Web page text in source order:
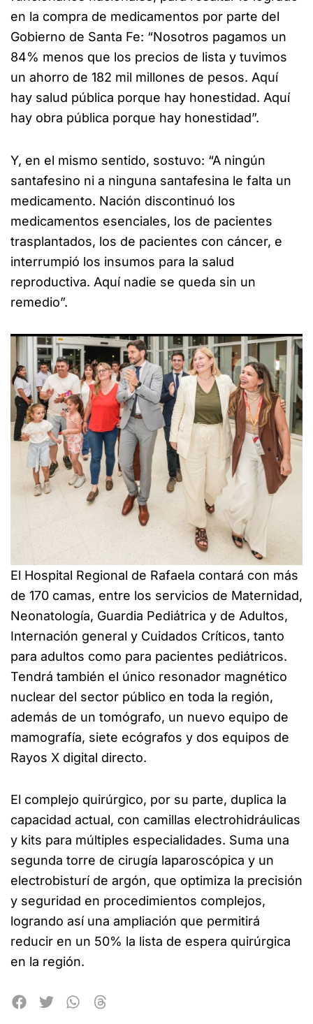
en la compra de medicamentos por parte del
Gobierno de Santa Fe: “Nosotros pagamos un
84% menos que los precios de lista y tuvimos
un ahorro de 182 mil millones de pesos. Aquí
hay salud pública porque hay honestidad. Aquí
hay obra pública porque hay honestidad”.
Y, en el mismo sentido, sostuvo: “A ningún
santafesino ni a ninguna santafesina le falta un
medicamento. Nación discontinuó los
medicamentos esenciales, los de pacientes
trasplantados, los de pacientes con cáncer, e
interrumpió los insumos para la salud
reproductiva. Aquí nadie se queda sin un
remedio”.
El Hospital Regional de Rafaela contará con más
de 170 camas, entre los servicios de Maternidad,
Neonatología, Guardia Pediátrica y de Adultos,
Internación general y Cuidados Críticos, tanto
para adultos como para pacientes pediátricos.
Tendrá también el único resonador magnético
nuclear del sector público en toda la región,
además de un tomógrafo, un nuevo equipo de
mamografía, siete ecógrafos y dos equipos de
Rayos X digital directo.
El complejo quirúrgico, por su parte, duplica la
capacidad actual, con camillas electrohidráulicas
y kits para múltiples especialidades. Suma una
segunda torre de cirugía laparoscópica y un
electrobisturí de argón, que optimiza la precisión
y seguridad en procedimientos complejos,
logrando así una ampliación que permitirá
reducir en un 50% la lista de espera quirúrgica
en la región.